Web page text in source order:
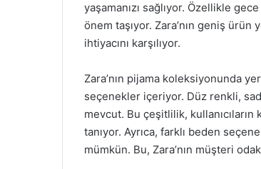
yaşamanızı sağlıyor. Özellikle
önem taşıyor. Zara’nın geniş
ihtiyacını karşılıyor.
Zara’nın pijama koleksiyonunda
seçenekler içeriyor. Düz renkli,
mevcut. Bu çeşitlilik,
tanıyor. Ayrıca, farklı beden
mümkün. Bu, Zara’nın müşteri